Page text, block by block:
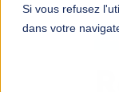
Si vous refusez
dans votre